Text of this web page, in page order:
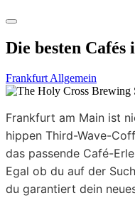
Die besten
Frankfurt Allgemein
Frankfurt am Main ist
hippen Third-Wave-
das passende Café-
Egal ob du auf der
du garantiert dein